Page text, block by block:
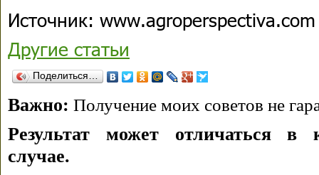
Источник: www.agroperspectiva.com
Другие статьи
Поделиться…
Важно: Получение моих советов не
Результат может отличаться в
случае.